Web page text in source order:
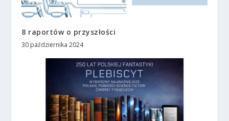
8 raportów o przyszłości
30 października 2024